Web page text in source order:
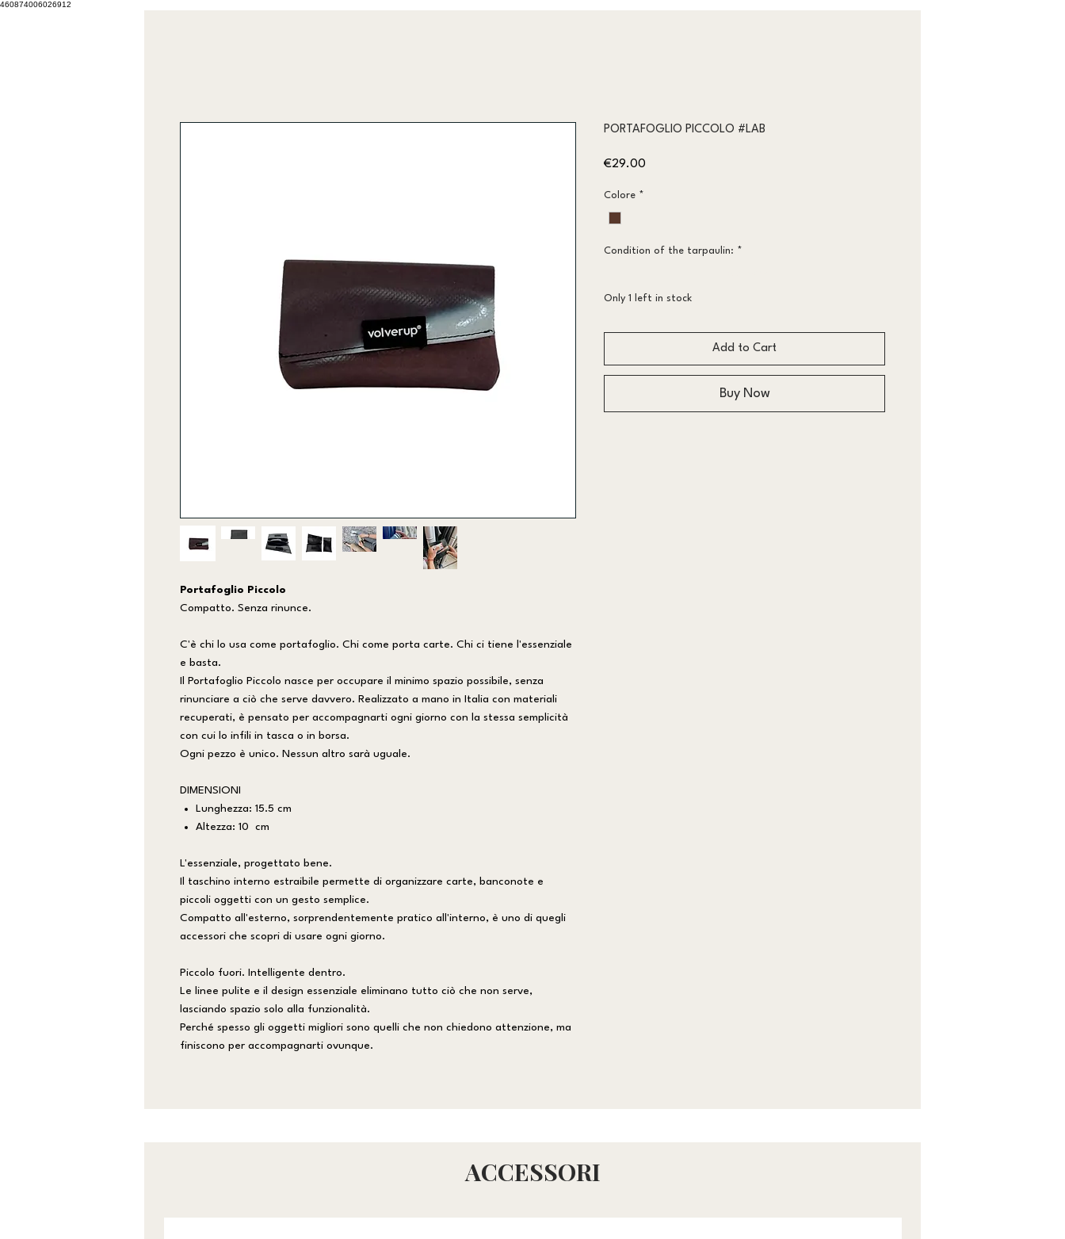
460874006026912
Portafoglio Piccolo
Compatto. Senza rinunce.
C'è chi lo usa come portafoglio. Chi come porta carte. Chi ci tiene l'essenziale
e basta.
Il Portafoglio Piccolo nasce per occupare il minimo spazio possibile, senza
rinunciare a ciò che serve davvero. Realizzato a mano in Italia con materiali
recuperati, è pensato per accompagnarti ogni giorno con la stessa semplicità
con cui lo infili in tasca o in borsa.
Ogni pezzo è unico. Nessun altro sarà uguale.
DIMENSIONI
Lunghezza: 15.5 cm
Altezza: 10 cm
L'essenziale, progettato bene.
Il taschino interno estraibile permette di organizzare carte, banconote e
piccoli oggetti con un gesto semplice.
Compatto all'esterno, sorprendentemente pratico all'interno, è uno di quegli
accessori che scopri di usare ogni giorno.
Piccolo fuori. Intelligente dentro.
Le linee pulite e il design essenziale eliminano tutto ciò che non serve,
lasciando spazio solo alla funzionalità.
Perché spesso gli oggetti migliori sono quelli che non chiedono attenzione, ma
finiscono per accompagnarti ovunque.
PORTAFOGLIO PICCOLO #LAB
€29.00
Colore *
Condition of the tarpaulin: *
Only 1 left in stock
Add to Cart
Buy Now
ACCESSORI